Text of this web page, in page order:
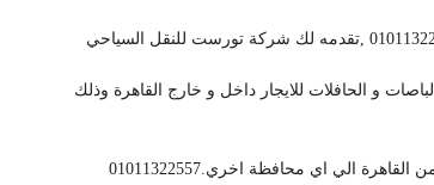
و الحافلات للايجار داخل و خارج القاهرة وذلك
الي اي محافظة اخري.01011322557